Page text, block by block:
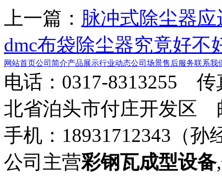
上一篇： 脉冲式除尘器
dmc布袋除尘器究竟好不
网站首页公司简介产品展示行业动态公司场景售后服务联系我
电话：0317-8313255
北省泊头市付庄开发区
手机：18931712343（孙
公司主营彩钢瓦成型设备,